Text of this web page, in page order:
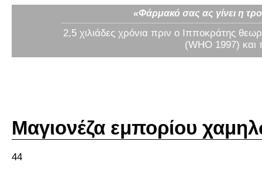
«Φάρμακό σας ας γίνει η
2,5 χιλιάδες χρόνια πριν ο Ιπποκράτης
(WHO 1997) και
Μαγιονέζα εμπορίου
44